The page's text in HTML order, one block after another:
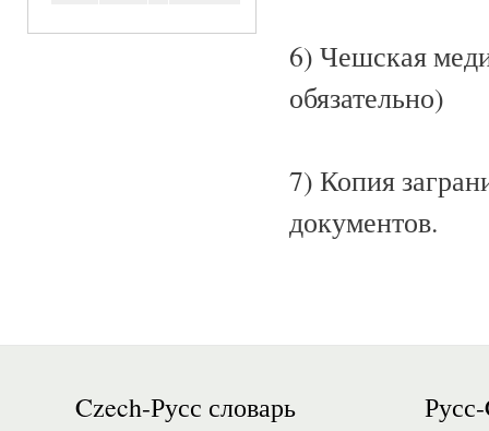
6) Чешская
обязательно)
7) Копия
документов.
Czech-Русс словарь